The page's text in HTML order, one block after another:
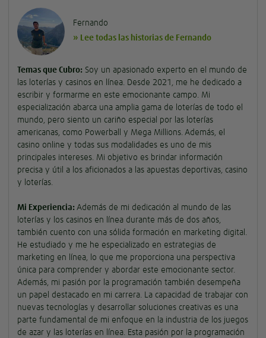
Fernando
» Lee todas las historias de Fernando
Temas que Cubro: Soy un apasionado experto en el mundo de
las loterías y casinos en línea. Desde 2021, me he dedicado a
escribir y formarme en este emocionante campo. Mi
especialización abarca una amplia gama de loterías de todo el
mundo, pero siento un cariño especial por las loterías
americanas, como Powerball y Mega Millions. Además, el
casino online y todas sus modalidades es uno de mis
principales intereses. Mi objetivo es brindar información
precisa y útil a los aficionados a las apuestas deportivas, casino
y loterías.
Mi Experiencia: Además de mi dedicación al mundo de las
loterías y los casinos en línea durante más de dos años,
también cuento con una sólida formación en marketing digital.
He estudiado y me he especializado en estrategias de
marketing en línea, lo que me proporciona una perspectiva
única para comprender y abordar este emocionante sector.
Además, mi pasión por la programación también desempeña
un papel destacado en mi carrera. La capacidad de trabajar con
nuevas tecnologías y desarrollar soluciones creativas es una
parte fundamental de mi enfoque en la industria de los juegos
de azar y las loterías en línea. Esta pasión por la programación